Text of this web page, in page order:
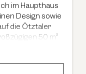
im Haupthaus
Design sowie
die Ötztaler
50 m²
und